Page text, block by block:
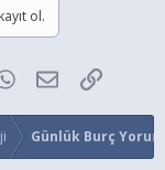
ol.
WhatsApp
E-postaLink
Günlük Burç